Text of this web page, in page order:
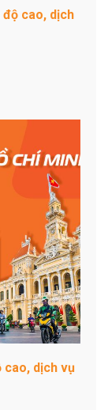
độ cao, dịch
cao, dịch vụ